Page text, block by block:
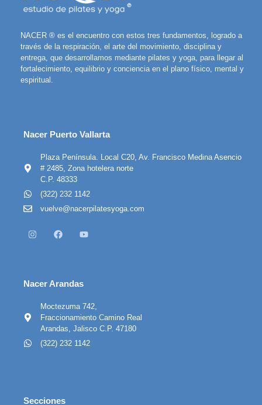
NACER ® es el encuentro con estos tres fundamentos, logrado a
través de la respiración, el arte del movimiento, disciplina y
entrega, que desarrollamos mediante pilates y yoga, para llegar al
fortalecimiento, equilibrio y conciencia en el plano físico, mental y
espiritual.
Nacer Puerto Vallarta
Plaza Península. Local C20, Av. Francisco Medina Asencio
# 2485, Zona hotelera norte
C.P. 48333
(322) 232 1142
vuelve@nacerpilatesyoga.com
Nacer Arandas
Moctezuma 742,
Fraccionamiento Camino Real
Arandas, Jalisco C.P. 47180
(322) 232 1142
Secciones